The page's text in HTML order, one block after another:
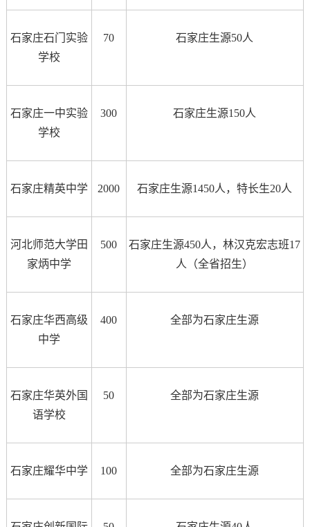
石家庄石门实验
学校
70 石家庄生源50人
石家庄一中实验
学校
300 石家庄生源150人
石家庄精英中学 2000 石家庄生源1450人，特长生20人
河北师范大学田
家炳中学
500
石家庄生源450人，林汉克宏志班17
人（全省招生）
石家庄华西高级
中学
400 全部为石家庄生源
石家庄华英外国
语学校
50 全部为石家庄生源
石家庄耀华中学 100 全部为石家庄生源